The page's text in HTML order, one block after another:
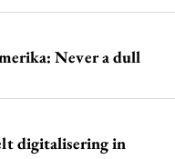
Never a dull
digitalisering in